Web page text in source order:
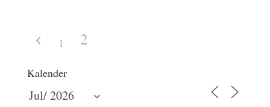
1 2
Kalender